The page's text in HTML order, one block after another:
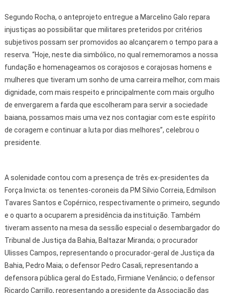
Segundo Rocha, o anteprojeto entregue a Marcelino Galo repara
injustiças ao possibilitar que militares preteridos por critérios
subjetivos possam ser promovidos ao alcançarem o tempo para a
reserva. “Hoje, neste dia simbólico, no qual rememoramos a nossa
fundação e homenageamos os corajosos e corajosas homens e
mulheres que tiveram um sonho de uma carreira melhor, com mais
dignidade, com mais respeito e principalmente com mais orgulho
de envergarem a farda que escolheram para servir a sociedade
baiana, possamos mais uma vez nos contagiar com este espírito
de coragem e continuar a luta por dias melhores”, celebrou o
presidente.
A solenidade contou com a presença de três ex-presidentes da
Força Invicta: os tenentes-coroneis da PM Silvio Correia, Edmilson
Tavares Santos e Copérnico, respectivamente o primeiro, segundo
e o quarto a ocuparem a presidência da instituição. Também
tiveram assento na mesa da sessão especial o desembargador do
Tribunal de Justiça da Bahia, Baltazar Miranda; o procurador
Ulisses Campos, representando o procurador-geral de Justiça da
Bahia, Pedro Maia; o defensor Pedro Casali, representando a
defensora pública geral do Estado, Firmiane Venâncio; o defensor
Ricardo Carrillo, representando a presidente da Associação das